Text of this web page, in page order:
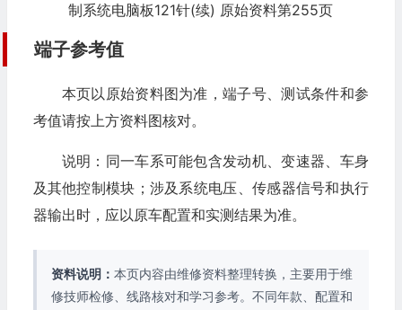
制系统电脑板121针(续) 原始资料第255页
端子参考值
本页以原始资料图为准，端子号、测试条件和参
考值请按上方资料图核对。
说明：同一车系可能包含发动机、变速器、车身
及其他控制模块；涉及系统电压、传感器信号和执行
器输出时，应以原车配置和实测结果为准。
资料说明： 本页内容由维修资料整理转换，主要用于维
修技师检修、线路核对和学习参考。不同年款、配置和